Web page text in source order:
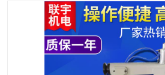
高频压花压标机 自
泡壳包装封口机 海